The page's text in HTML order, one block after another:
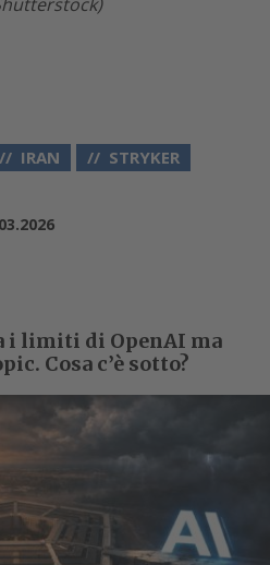
IRAN STRYKER
i limiti di OpenAI ma
Cosa c’è sotto?